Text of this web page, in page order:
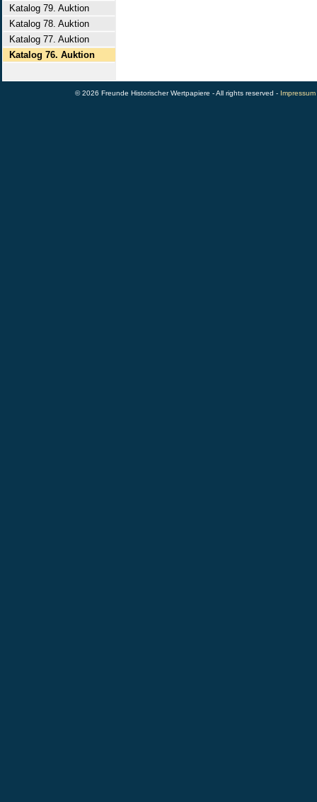
Katalog 79. Auktion
Katalog 78. Auktion
Katalog 77. Auktion
Katalog 76. Auktion
© 2026 Freunde Historischer Wertpapiere - All rights reserved - Impressum